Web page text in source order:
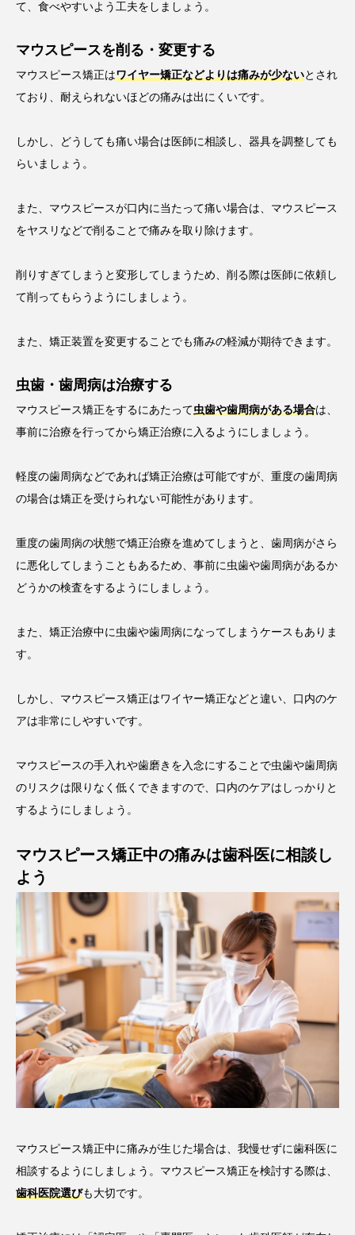
て、食べやすいよう工夫をしましょう。
マウスピースを削る・変更する
マウスピース矯正はワイヤー矯正などよりは痛みが少ないとされ
ており、耐えられないほどの痛みは出にくいです。
しかし、どうしても痛い場合は医師に相談し、器具を調整しても
らいましょう。
また、マウスピースが口内に当たって痛い場合は、マウスピース
をヤスリなどで削ることで痛みを取り除けます。
削りすぎてしまうと変形してしまうため、削る際は医師に依頼し
て削ってもらうようにしましょう。
また、矯正装置を変更することでも痛みの軽減が期待できます。
虫歯・歯周病は治療する
マウスピース矯正をするにあたって虫歯や歯周病がある場合は、
事前に治療を行ってから矯正治療に入るようにしましょう。
軽度の歯周病などであれば矯正治療は可能ですが、重度の歯周病
の場合は矯正を受けられない可能性があります。
重度の歯周病の状態で矯正治療を進めてしまうと、歯周病がさら
に悪化してしまうこともあるため、事前に虫歯や歯周病があるか
どうかの検査をするようにしましょう。
また、矯正治療中に虫歯や歯周病になってしまうケースもありま
す。
しかし、マウスピース矯正はワイヤー矯正などと違い、口内のケ
アは非常にしやすいです。
マウスピースの手入れや歯磨きを入念にすることで虫歯や歯周病
のリスクは限りなく低くできますので、口内のケアはしっかりと
するようにしましょう。
マウスピース矯正中の痛みは歯科医に相談し
よう
マウスピース矯正中に痛みが生じた場合は、我慢せずに歯科医に
相談するようにしましょう。マウスピース矯正を検討する際は、
歯科医院選びも大切です。